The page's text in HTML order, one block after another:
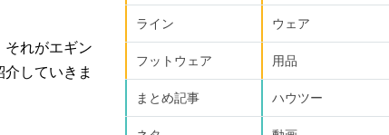
れがエギン
していきま
ライン ウェア
フットウェア 用品
まとめ記事 ハウツー